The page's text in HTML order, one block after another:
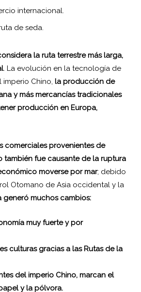
de seda.
la ruta terrestre más larga,
. La evolución en la tecnología de
imperio Chino,la producción de
y más mercancías tradicionales
producción en Europa,
comerciales provenientes de
también fue causante de la ruptura
moverse por mar; debido
Otomano de Asia occidental y la
generó muchos cambios:
muy fuerte y por
culturas gracias a las Rutas de la
del imperio Chino, marcan el
y la pólvora.